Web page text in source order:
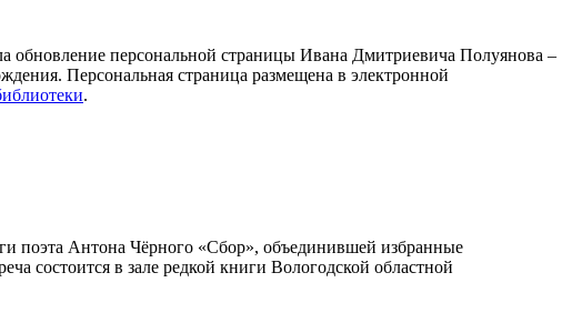
обновление персональной страницы Ивана Дмитриевича Полуянова –
Персональная страница размещена в электронной
.
поэта Антона Чёрного «Сбор», объединившей избранные
состоится в зале редкой книги Вологодской областной